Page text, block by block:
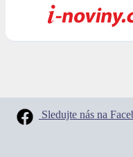
Sledujte nás na